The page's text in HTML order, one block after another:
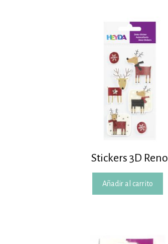
Stickers 3D Reno
Añadir al carrito